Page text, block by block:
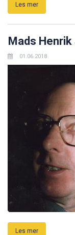
Les mer
Mads Henrik
01.06.2018
Les mer